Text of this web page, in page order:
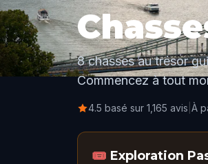
8 chasses au trésor
Commencez à tout
4.5 basé sur 1,165 avis À
🎟️ Exploration